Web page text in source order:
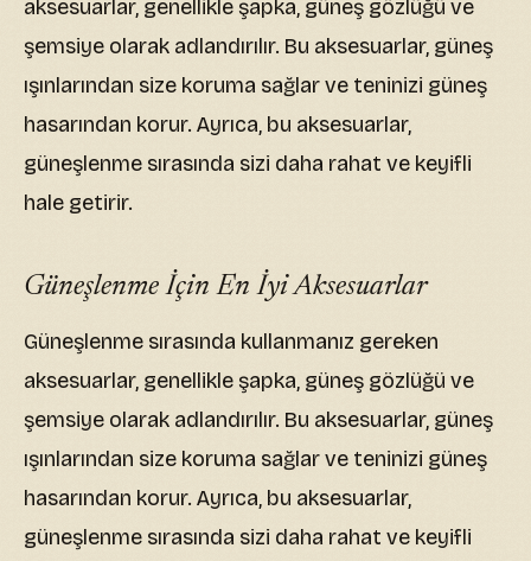
aksesuarlar, genellikle şapka, güneş gözlüğü ve
şemsiye olarak adlandırılır. Bu aksesuarlar, güneş
ışınlarından size koruma sağlar ve teninizi güneş
hasarından korur. Ayrıca, bu aksesuarlar,
güneşlenme sırasında sizi daha rahat ve keyifli
hale getirir.
Güneşlenme İçin En İyi Aksesuarlar
Güneşlenme sırasında kullanmanız gereken
aksesuarlar, genellikle şapka, güneş gözlüğü ve
şemsiye olarak adlandırılır. Bu aksesuarlar, güneş
ışınlarından size koruma sağlar ve teninizi güneş
hasarından korur. Ayrıca, bu aksesuarlar,
güneşlenme sırasında sizi daha rahat ve keyifli